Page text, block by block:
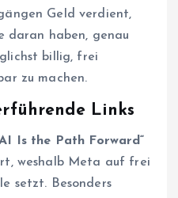
Geld verdient,
daran haben, genau
billig, frei
zu machen.
Links
Is the Path Forward“
weshalb Meta auf frei
setzt. Besonders